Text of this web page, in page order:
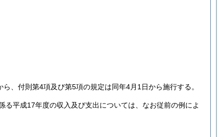
、付則第4項及び第5項の規定は同年4月1日から施行する。
平成17年度の収入及び支出については、なお従前の例によ